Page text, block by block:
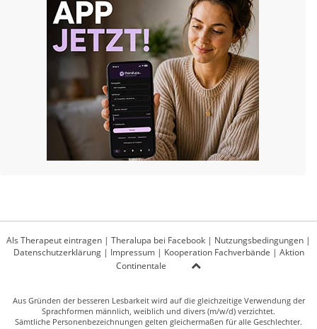
Als Therapeut eintragen | Theralupa bei Facebook | Nutzungsbedingungen |
Datenschutzerklärung| Impressum| Kooperation Fachverbände | Aktion
Continentale
Aus Gründen der besseren Lesbarkeit wird auf die gleichzeitige Verwendung der
Sprachformen männlich, weiblich und divers (m/w/d) verzichtet.
Sämtliche Personenbezeichnungen gelten gleichermaßen für alle Geschlechter.